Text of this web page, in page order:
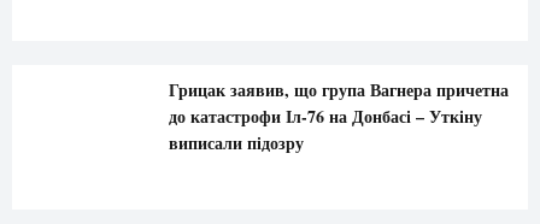
Грицак заявив, що група Вагнера причетна
до катастрофи Іл-76 на Донбасі – Уткіну
виписали підозру